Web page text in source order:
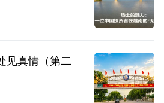
见真情（第二